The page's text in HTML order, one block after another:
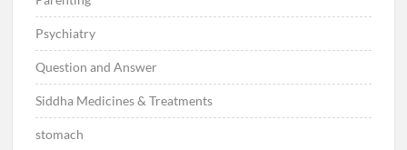
Psychiatry
Question and Answer
Siddha Medicines & Treatments
stomach